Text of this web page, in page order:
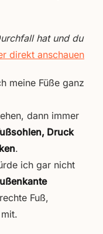
hat und du
direkt anschauen
meine Füße ganz
dann immer
Druck
.
ich gar nicht
Fuß,